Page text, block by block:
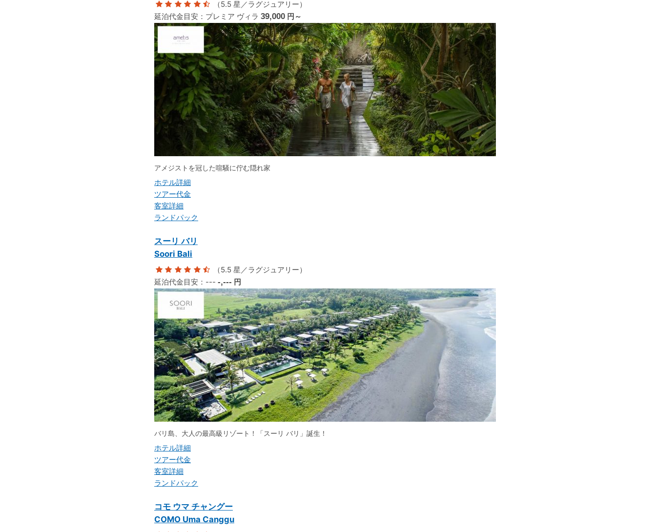
（5.5 星／ラグジュアリー）
延泊代金目安： プレミア ヴィラ 39,000 円～
アメジストを冠した喧騒に佇む隠れ家
ホテル詳細
ツアー代金
客室詳細
ランドパック
スーリ バリ
Soori Bali
（5.5 星／ラグジュアリー）
延泊代金目安： --- -,--- 円
バリ島、大人の最高級リゾート！「スーリ バリ」誕生！
ホテル詳細
ツアー代金
客室詳細
ランドパック
コモ ウマ チャングー
COMO Uma Canggu